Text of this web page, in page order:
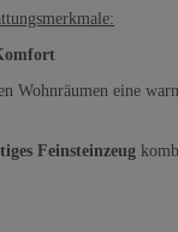
Wohnräumen eine
Feinsteinzeug